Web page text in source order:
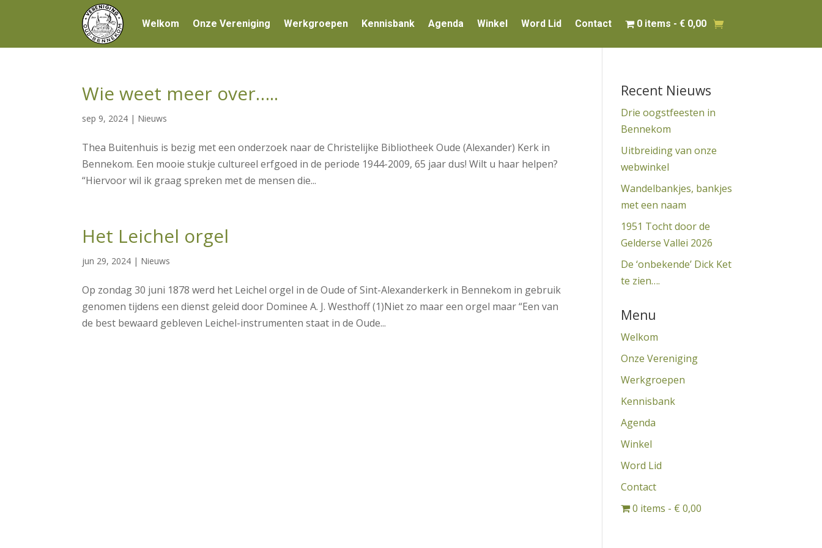
Welkom Onze Vereniging Werkgroepen Kennisbank Agenda Winkel Word Lid Contact 0 items € 0,00
Wie weet meer over…..
sep 9, 2024 | Nieuws
Thea Buitenhuis is bezig met een onderzoek naar de Christelijke Bibliotheek Oude (Alexander) Kerk in
Bennekom. Een mooie stukje cultureel erfgoed in de periode 1944-2009, 65 jaar dus! Wilt u haar helpen?
“Hiervoor wil ik graag spreken met de mensen die...
Het Leichel orgel
jun 29, 2024 | Nieuws
Op zondag 30 juni 1878 werd het Leichel orgel in de Oude of Sint-Alexanderkerk in Bennekom in gebruik
genomen tijdens een dienst geleid door Dominee A. J. Westhoff (1)Niet zo maar een orgel maar “Een van
de best bewaard gebleven Leichel-instrumenten staat in de Oude...
Recent Nieuws
Drie oogstfeesten in
Bennekom
Uitbreiding van onze
webwinkel
Wandelbankjes, bankjes
met een naam
1951 Tocht door de
Gelderse Vallei 2026
De ‘onbekende’ Dick Ket
te zien….
Menu
Welkom
Onze Vereniging
Werkgroepen
Kennisbank
Agenda
Winkel
Word Lid
Contact
0 items
€ 0,00